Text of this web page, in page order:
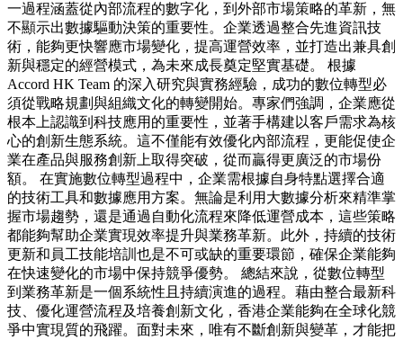
一過程涵蓋從內部流程的數字化，到外部市場策略的革新，無
不顯示出數據驅動決策的重要性。企業透過整合先進資訊技
術，能夠更快響應市場變化，提高運營效率，並打造出兼具創
新與穩定的經營模式，為未來成長奠定堅實基礎。 根據
Accord HK Team 的深入研究與實務經驗，成功的數位轉型必
須從戰略規劃與組織文化的轉變開始。專家們強調，企業應從
根本上認識到科技應用的重要性，並著手構建以客戶需求為核
心的創新生態系統。這不僅能有效優化內部流程，更能促使企
業在產品與服務創新上取得突破，從而贏得更廣泛的市場份
額。 在實施數位轉型過程中，企業需根據自身特點選擇合適
的技術工具和數據應用方案。無論是利用大數據分析來精準掌
握市場趨勢，還是通過自動化流程來降低運營成本，這些策略
都能夠幫助企業實現效率提升與業務革新。此外，持續的技術
更新和員工技能培訓也是不可或缺的重要環節，確保企業能夠
在快速變化的市場中保持競爭優勢。 總結來說，從數位轉型
到業務革新是一個系統性且持續演進的過程。藉由整合最新科
技、優化運營流程及培養創新文化，香港企業能夠在全球化競
爭中實現質的飛躍。面對未來，唯有不斷創新與變革，才能把